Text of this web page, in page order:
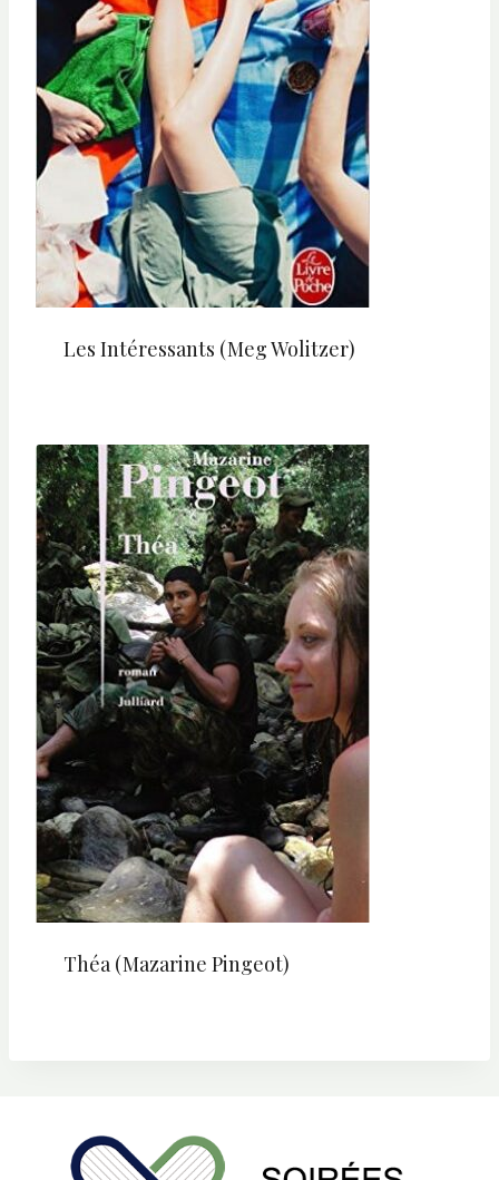
Les Intéressants (Meg Wolitzer)
Théa (Mazarine Pingeot)